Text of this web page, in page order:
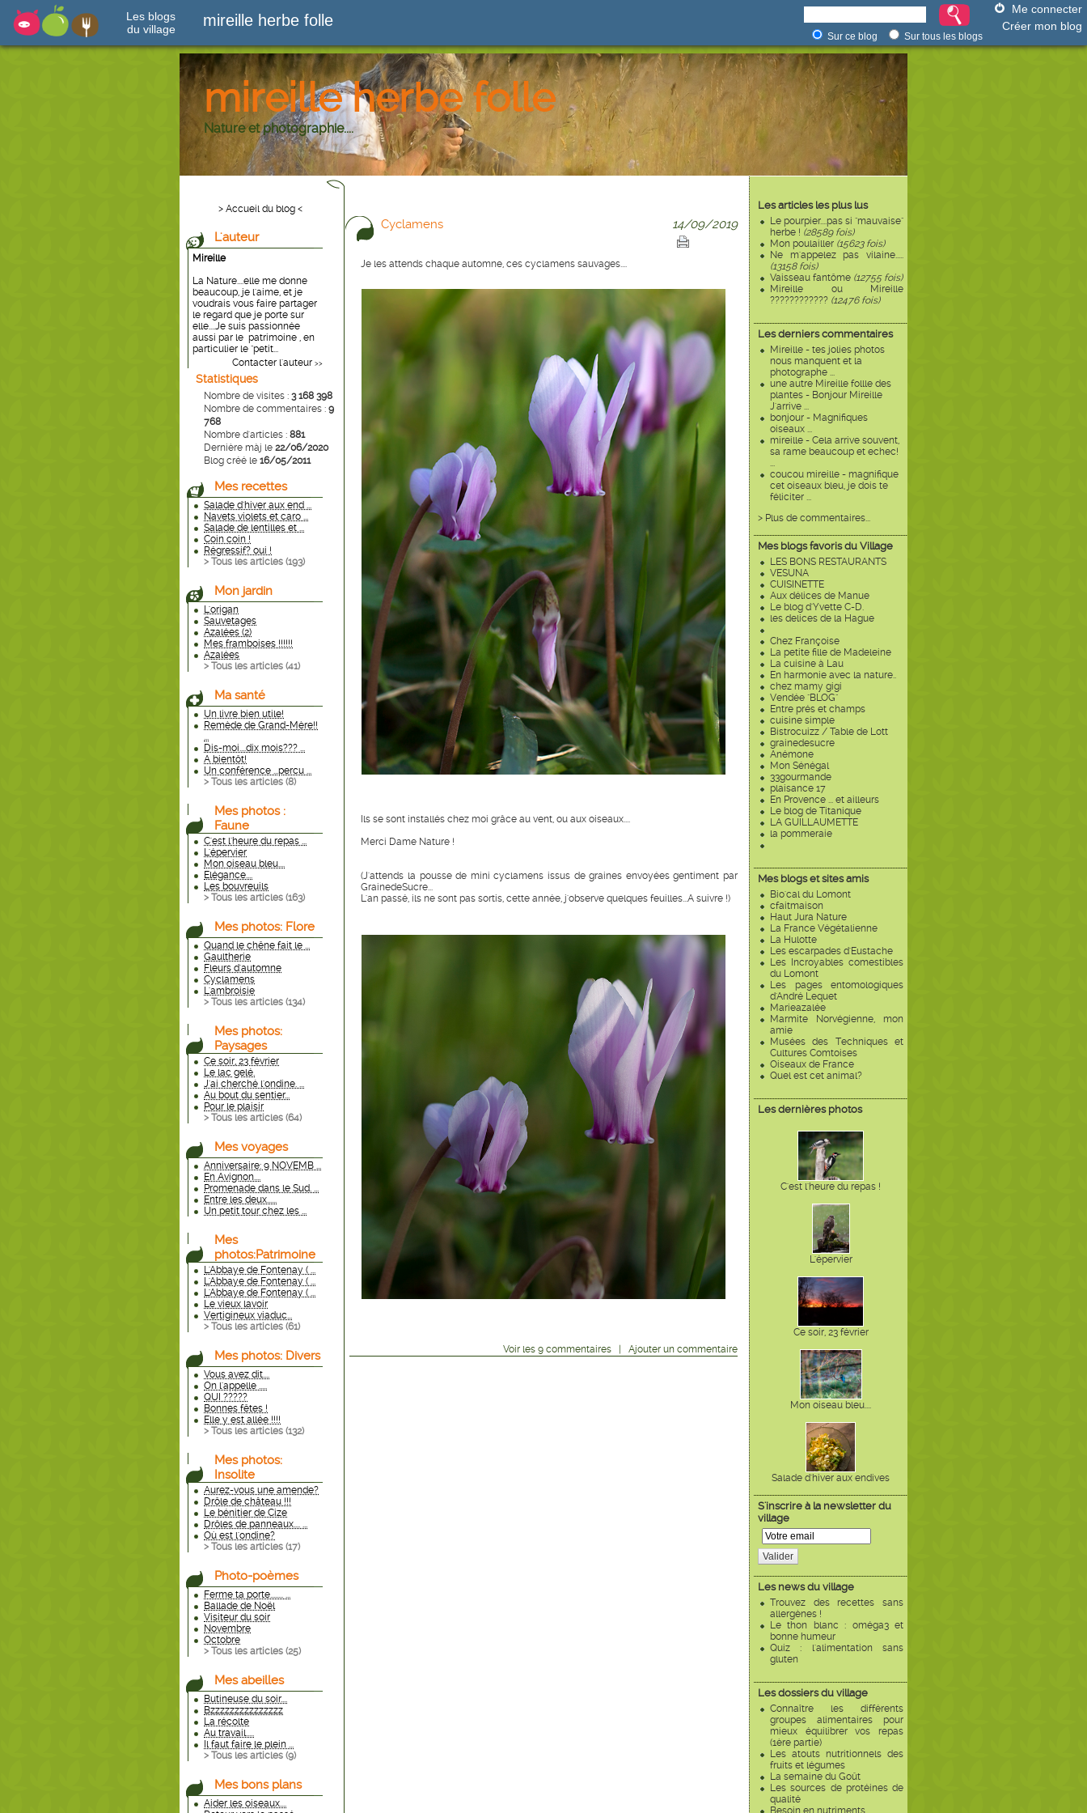
Les blogs
du village
mireille herbe folle
Me connecter
Créer mon blog
Sur ce blog Sur tous les blogs
mireille herbe folle
Nature et photographie....
Les articles les plus lus
Le pourpier....pas si "mauvaise"
herbe ! (28589 fois)
Mon poulailler (15623 fois)
Ne m'appelez pas vilaine.....
(13158 fois)
Vaisseau fantôme (12755 fois)
Mireille ou Mireille
???????????? (12476 fois)
Les derniers commentaires
Mireille - tes jolies photos
nous manquent et la
photographe ...
une autre Mireille follle des
plantes - Bonjour Mireille
J'arrive ...
bonjour - Magnifiques
oiseaux ...
mireille - Cela arrive souvent,
sa rame beaucoup et echec!
...
coucou mireille - magnifique
cet oiseaux bleu, je dois te
féliciter ...
> Plus de commentaires...
Mes blogs favoris du Village
LES BONS RESTAURANTS
VESUNA
CUISINETTE
Aux délices de Manue
Le blog d'Yvette C-D.
les delices de la Hague
Chez Françoise
La petite fille de Madeleine
La cuisine à Lau
En harmonie avec la nature..
chez mamy gigi
Vendée "BLOG"
Entre prés et champs
cuisine simple
Bistrocuizz / Table de Lott
grainedesucre
Anémone
Mon Sénégal
33gourmande
plaisance 17
En Provence ... et ailleurs
Le blog de Titanique
LA GUILLAUMETTE
la pommeraie
Mes blogs et sites amis
Bio'cal du Lomont
cfaitmaison
Haut Jura Nature
La France Végétalienne
La Hulotte
Les escarpades d'Eustache
Les Incroyables comestibles
du Lomont
Les pages entomologiques
d'André Lequet
Marieazalée
Marmite Norvégienne, mon
amie
Musées des Techniques et
Cultures Comtoises
Oiseaux de France
Quel est cet animal?
Les dernières photos
C'est l'heure du repas !
L'épervier
Ce soir, 23 février
Mon oiseau bleu....
Salade d'hiver aux endives
S'inscrire à la newsletter du
village
Valider
Les news du village
Trouvez des recettes sans
allergènes !
Le thon blanc : oméga3 et
bonne humeur
Quiz : l'alimentation sans
gluten
Les dossiers du village
Connaître les différents
groupes alimentaires pour
mieux équilibrer vos repas
(1ère partie)
Les atouts nutritionnels des
fruits et légumes
La semaine du Goût
Les sources de protéines de
qualité
Besoin en nutriments
> Accueil du blog <
L'auteur
Mireille
La Nature....elle me donne
beaucoup, je l'aime, et je
voudrais vous faire partager
le regard que je porte sur
elle....Je suis passionnée
aussi par le patrimoine , en
particulier le "petit...
Contacter l'auteur >>
Statistiques
Nombre de visites : 3 168 398
Nombre de commentaires : 9
768
Nombre d'articles : 881
Dernière màj le 22/06/2020
Blog créé le 16/05/2011
Mes recettes
Salade d'hiver aux end ...
Navets violets et caro ...
Salade de lentilles et ...
Coin coin !
Régressif? oui !
> Tous les articles (193)
Mon jardin
L'origan
Sauvetages
Azalées (2)
Mes framboises !!!!!!
Azalées
> Tous les articles (41)
Ma santé
Un livre bien utile!
Remède de Grand-Mère!!
...
Dis-moi....dix mois??? ...
A bientôt!
Un conférence ...percu ...
> Tous les articles (8)
Mes photos :
Faune
C'est l'heure du repas ...
L'épervier
Mon oiseau bleu....
Elégance....
Les bouvreuils
> Tous les articles (163)
Mes photos: Flore
Quand le chêne fait le ...
Gaultherie
Fleurs d'automne
Cyclamens
L'ambroisie
> Tous les articles (134)
Mes photos:
Paysages
Ce soir, 23 février
Le lac gelé.
J'ai cherché l'ondine. ...
Au bout du sentier...
Pour le plaisir
> Tous les articles (64)
Mes voyages
Anniversaire: 9 NOVEMB ...
En Avignon....
Promenade dans le Sud. ...
Entre les deux......
Un petit tour chez les ...
Mes
photos:Patrimoine
L'Abbaye de Fontenay ( ...
L'Abbaye de Fontenay ( ...
L'Abbaye de Fontenay ( ...
Le vieux lavoir
Vertigineux viaduc...
> Tous les articles (61)
Mes photos: Divers
Vous avez dit....
On l'appelle .....
QUI ?????
Bonnes fêtes !
Elle y est allée !!!!
> Tous les articles (132)
Mes photos:
Insolite
Aurez-vous une amende?
Drôle de château !!!
Le bénitier de Cize
Drôles de panneaux.... ...
Où est l'ondine?
> Tous les articles (17)
Photo-poèmes
Ferme ta porte........ ...
Ballade de Noël
Visiteur du soir
Novembre
Octobre
> Tous les articles (25)
Mes abeilles
Butineuse du soir....
Bzzzzzzzzzzzzzzz
La récolte
Au travail.....
Il faut faire le plein ...
> Tous les articles (9)
Mes bons plans
Aider les oiseaux....
Cyclamens 14/09/2019
Je les attends chaque automne, ces cyclamens sauvages....
Ils se sont installés chez moi grâce au vent, ou aux oiseaux....
Merci Dame Nature !
(J'attends la pousse de mini cyclamens issus de graines envoyées gentiment par
GrainedeSucre...
L'an passé, ils ne sont pas sortis, cette année, j'observe quelques feuilles...A suivre !)
Voir les 9 commentaires Ajouter un commentaire